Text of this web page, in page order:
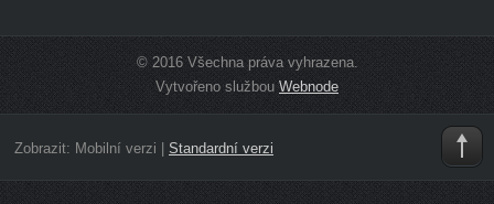
© 2016 Všechna práva vyhrazena.
Vytvořeno službouWebnode
Zobrazit: Mobilní verzi | Standardní verzi